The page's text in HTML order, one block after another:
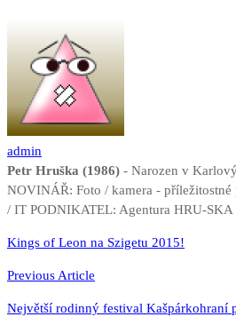
admin
Petr Hruška (1986) - Narozen v
NOVINÁŘ: Foto / kamera -
/ IT PODNIKATEL: Agentura HRU-SKA
Navigace
pro
Kings of Leon na Szigetu 2015!
Previous Article
Největší rodinný festival Kašpárkohraní